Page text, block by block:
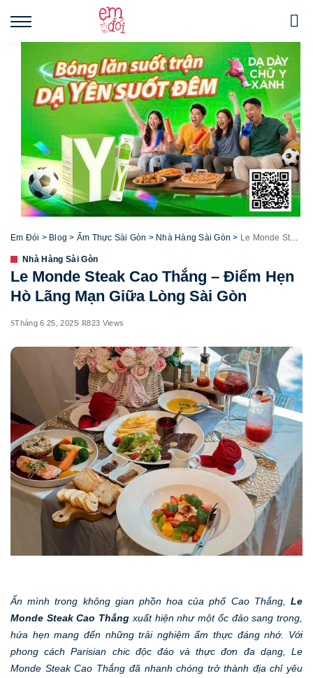
Em Đói > Blog > Ẩm Thực Sài Gòn > Nhà Hàng Sài Gòn > Le Monde Steak Cao Thắng – Điểm Hẹn Hò Lãng Mạn Giữa Lòng Sài Gòn
Nhà Hàng Sài Gòn
Le Monde Steak Cao Thắng – Điểm Hẹn
Hò Lãng Mạn Giữa Lòng Sài Gòn
Tháng 6 25, 2025 823 Views
Ẩn mình trong không gian phồn hoa của phố Cao Thắng, Le
Monde Steak Cao Thắng xuất hiện như một ốc đảo sang trọng,
hứa hẹn mang đến những trải nghiệm ẩm thực đáng nhớ. Với
phong cách Parisian chic độc đáo và thực đơn đa dạng, Le
Monde Steak Cao Thắng đã nhanh chóng trở thành địa chỉ yêu